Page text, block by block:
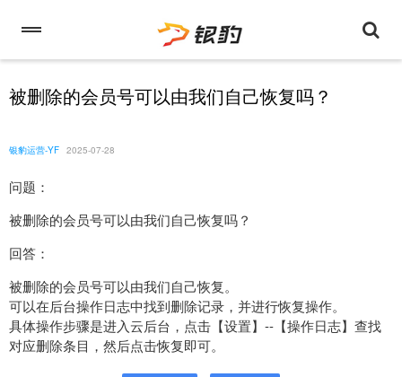
被删除的会员号可以由我们自己恢复吗？
银豹运营-YF 2025-07-28
问题：
被删除的会员号可以由我们自己恢复吗？
回答：
被删除的会员号可以由我们自己恢复。
可以在后台操作日志中找到删除记录，并进行恢复操作。
具体操作步骤是进入云后台，点击【设置】--【操作日志】查找
对应删除条目，然后点击恢复即可。